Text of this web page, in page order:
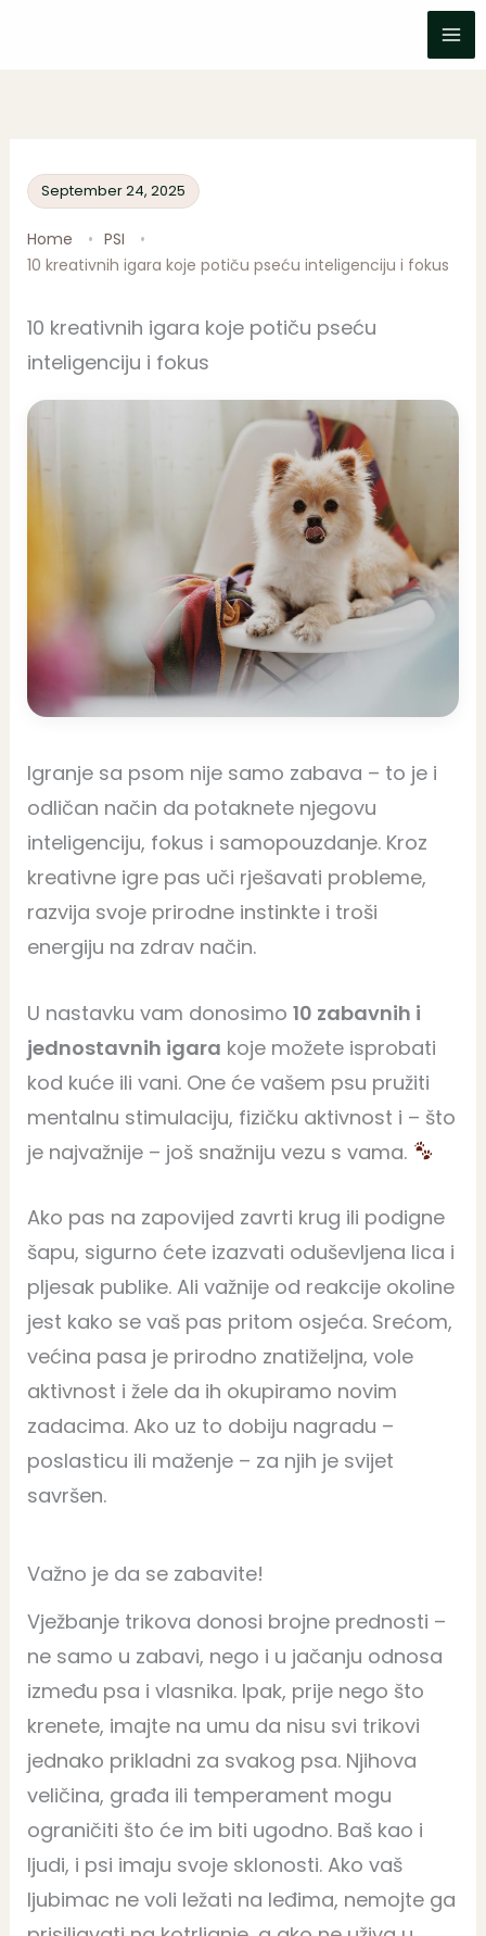
September 24, 2025
Home
PSI
10 kreativnih igara koje potiču pseću inteligenciju i fokus
10 kreativnih igara koje potiču pseću
inteligenciju i fokus
Igranje sa psom nije samo zabava – to je i
odličan način da potaknete njegovu
inteligenciju, fokus i samopouzdanje. Kroz
kreativne igre pas uči rješavati probleme,
razvija svoje prirodne instinkte i troši
energiju na zdrav način.
U nastavku vam donosimo 10 zabavnih i
jednostavnih igara koje možete isprobati
kod kuće ili vani. One će vašem psu pružiti
mentalnu stimulaciju, fizičku aktivnost i – što
je najvažnije – još snažniju vezu s vama.
Ako pas na zapovijed zavrti krug ili podigne
šapu, sigurno ćete izazvati oduševljena lica i
pljesak publike. Ali važnije od reakcije okoline
jest kako se vaš pas pritom osjeća. Srećom,
većina pasa je prirodno znatiželjna, vole
aktivnost i žele da ih okupiramo novim
zadacima. Ako uz to dobiju nagradu –
poslasticu ili maženje – za njih je svijet
savršen.
Važno je da se zabavite!
Vježbanje trikova donosi brojne prednosti –
ne samo u zabavi, nego i u jačanju odnosa
između psa i vlasnika. Ipak, prije nego što
krenete, imajte na umu da nisu svi trikovi
jednako prikladni za svakog psa. Njihova
veličina, građa ili temperament mogu
ograničiti što će im biti ugodno. Baš kao i
ljudi, i psi imaju svoje sklonosti. Ako vaš
ljubimac ne voli ležati na leđima, nemojte ga